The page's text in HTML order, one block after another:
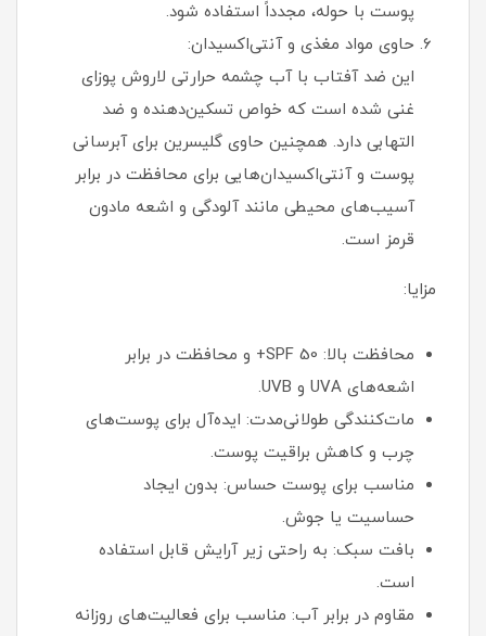
پوست با حوله، مجدداً استفاده شود.
حاوی مواد مغذی و آنتی‌اکسیدان:
این ضد آفتاب با آب چشمه حرارتی لاروش پوزای
غنی شده است که خواص تسکین‌دهنده و ضد
التهابی دارد. همچنین حاوی گلیسرین برای آبرسانی
پوست و آنتی‌اکسیدان‌هایی برای محافظت در برابر
آسیب‌های محیطی مانند آلودگی و اشعه مادون
قرمز است.
مزایا:
محافظت بالا: SPF 50+ و محافظت در برابر
اشعه‌های UVA و UVB.
مات‌کنندگی طولانی‌مدت: ایده‌آل برای پوست‌های
چرب و کاهش براقیت پوست.
مناسب برای پوست حساس: بدون ایجاد
حساسیت یا جوش.
بافت سبک: به راحتی زیر آرایش قابل استفاده
است.
مقاوم در برابر آب: مناسب برای فعالیت‌های روزانه